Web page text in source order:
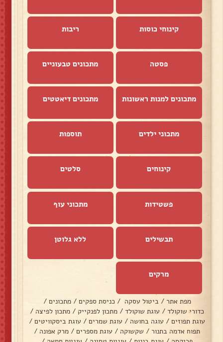
קינוחי כוסות ריבות
פסטה מתכונים טבעוניים
מתכונים למנות ראשונות מתכונים דיאטטים
מתכוני ילדים תוספות
קינוחים סלטים
פשטידות מתכוני עוף
תבשילים ללא גלוטן
מרקים
מפת אתר / ביטול עסקה / כניסת ספקים / מתכונים /
כדורי שוקולד / עוגת שוקולד / מתכון לפנקייק / מתכון לפיצה /
עוגת תפוזים / עוגה בחושה / עוגת שמרים / עוגת ביסקוויטים /
תפוח אדמה בתנור / שקשוקה / עוגת מספרים / מרק אפונה /